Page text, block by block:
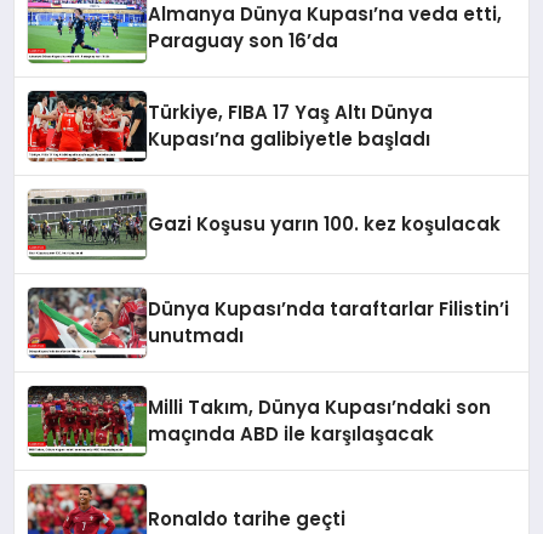
Almanya Dünya Kupası’na veda etti,
Paraguay son 16’da
Türkiye, FIBA 17 Yaş Altı Dünya
Kupası’na galibiyetle başladı
Gazi Koşusu yarın 100. kez koşulacak
Dünya Kupası’nda taraftarlar Filistin’i
unutmadı
Milli Takım, Dünya Kupası’ndaki son
maçında ABD ile karşılaşacak
Ronaldo tarihe geçti